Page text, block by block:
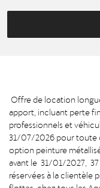
Offre de location
apport, incluant perte
professionnels et
31/07/2026 pour toute
option peinture
avant le 31/01/2027,
réservées à la clientèle